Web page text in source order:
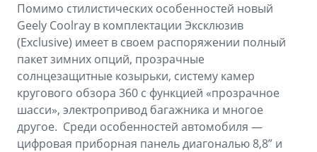
Помимо стилистических особенностей новый
Geely Coolray в комплектации Эксклюзив
(Exclusive) имеет в своем распоряжении полный
пакет зимних опций, прозрачные
солнцезащитные козырьки, систему камер
кругового обзора 360 с функцией «прозрачное
шасси», электропривод багажника и многое
другое. Среди особенностей автомобиля —
цифровая приборная панель диагональю 8,8” и